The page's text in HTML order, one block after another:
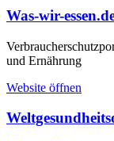
Was-wir-
und Ernährung
Website öffnen